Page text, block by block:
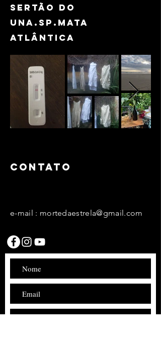
sertão do
una.sp.mata
atlântica
CONTATO
e-mail : mortedaestrela@gmail.com